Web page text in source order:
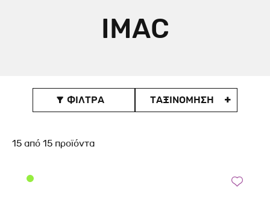
IMAC
 ΦΙΛΤΡΑ ΤΑΞΙΝΟΜΗΣΗ
15από15 προϊόντα